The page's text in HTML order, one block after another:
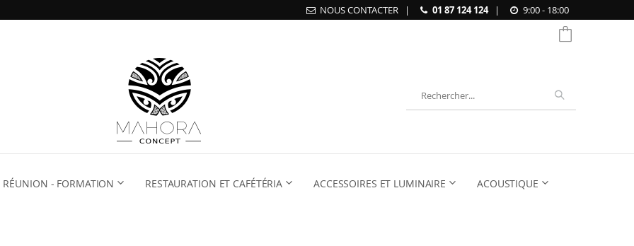
NOUS CONTACTER | 01 87 124 124 | 9:00 - 18:00
RÉUNION - FORMATION RESTAURATION ET CAFÉTÉRIA ACCESSOIRES ET LUMINAIRE ACOUSTIQUE